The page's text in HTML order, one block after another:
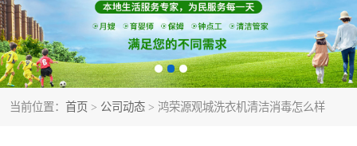
当前位置： 首页 > 公司动态 > 鸿荣源观城洗衣机清洁消毒怎么样
家庭保姆